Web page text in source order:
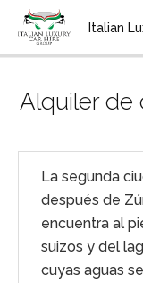
Italian
Home
Alquiler de
La segunda
después de
encuentra al
suizos y del
cuyas aguas